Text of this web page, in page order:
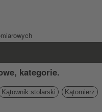
kategorie.
Kątownik stolarski
Kątomierz